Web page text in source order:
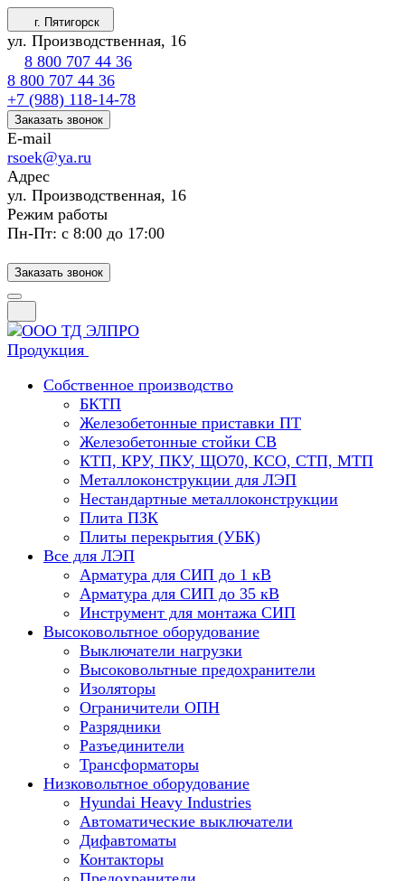
г. Пятигорск
ул. Производственная, 16
8 800 707 44 36
8 800 707 44 36
+7 (988) 118-14-78
Заказать звонок
E-mail
rsoek@ya.ru
Адрес
ул. Производственная, 16
Режим работы
Пн-Пт: с 8:00 до 17:00
Заказать звонок
Продукция
Собственное производство
БКТП
Железобетонные приставки ПТ
Железобетонные стойки СВ
КТП, КРУ, ПКУ, ЩО70, КСО, СТП, МТП
Металлоконструкции для ЛЭП
Нестандартные металлоконструкции
Плита ПЗК
Плиты перекрытия (УБК)
Все для ЛЭП
Арматура для СИП до 1 кВ
Арматура для СИП до 35 кВ
Инструмент для монтажа СИП
Высоковольтное оборудование
Выключатели нагрузки
Высоковольтные предохранители
Изоляторы
Ограничители ОПН
Разрядники
Разъединители
Трансформаторы
Низковольтное оборудование
Hyundai Heavy Industries
Автоматические выключатели
Дифавтоматы
Контакторы